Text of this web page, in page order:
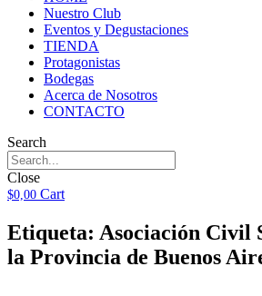
Nuestro Club
Eventos y Degustaciones
TIENDA
Protagonistas
Bodegas
Acerca de Nosotros
CONTACTO
Search
Close
$0,00 Cart
Etiqueta: Asociación Civil
la Provincia de Buenos